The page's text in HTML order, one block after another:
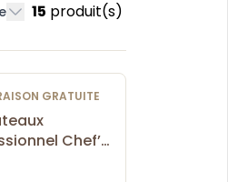
15 produit(s)
GRATUITE
Chef’s